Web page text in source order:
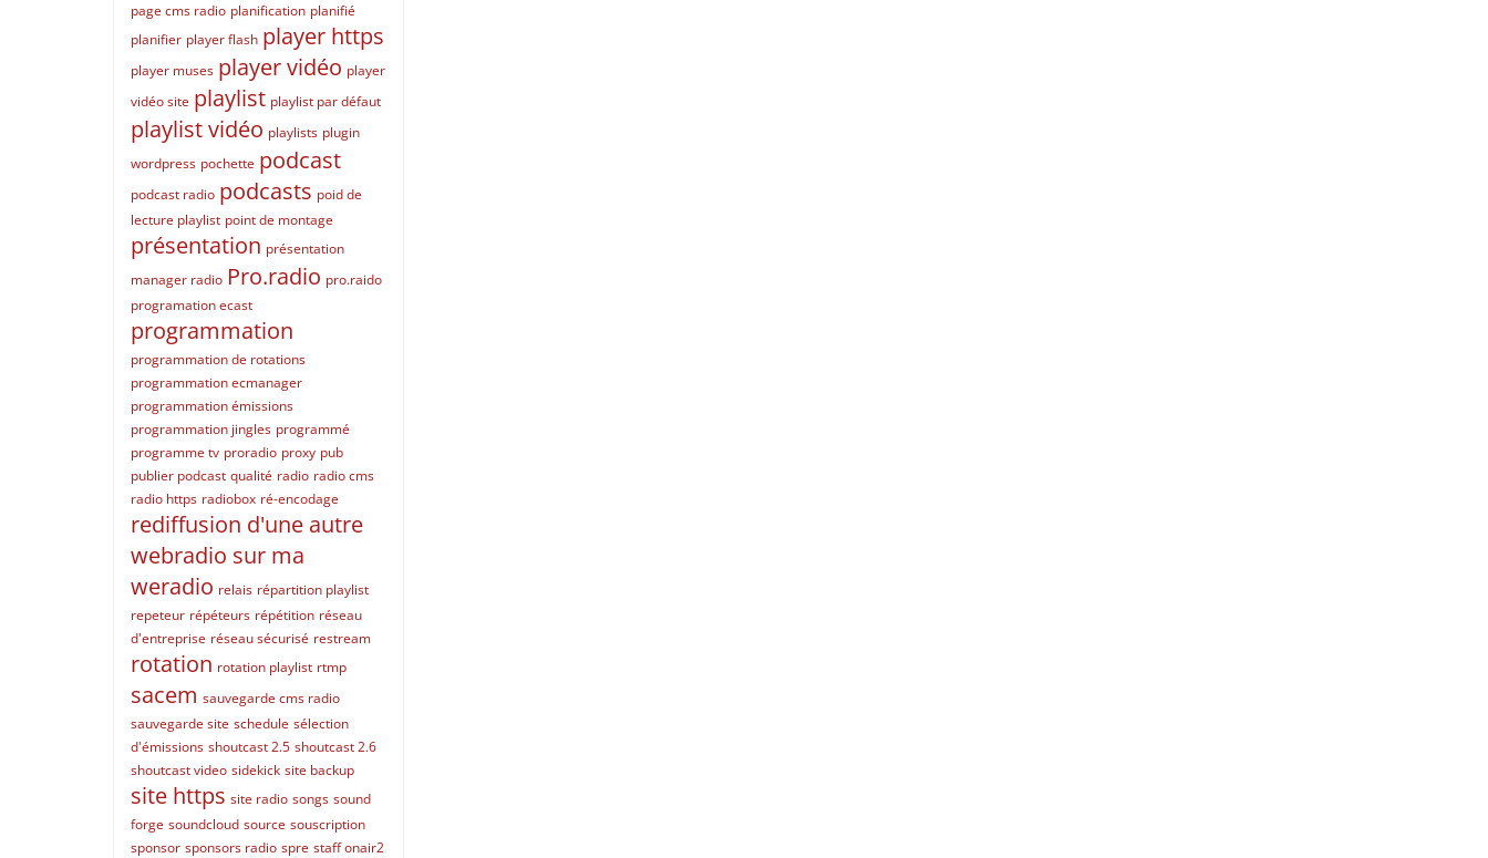
page cms radio planification planifié
planifier player flash player https
player muses player vidéo player
vidéo site playlist playlist par défaut
playlist vidéo playlists plugin
wordpress pochette podcast
podcast radio podcasts poid de
lecture playlist point de montage
présentation présentation
manager radio Pro.radio pro.raido
programation ecast
programmation
programmation de rotations
programmation ecmanager
programmation émissions
programmation jingles programmé
programme tv proradio proxy pub
publier podcast qualité radio radio cms
radio https radiobox ré-encodage
rediffusion d'une autre
webradio sur ma
weradio relais répartition playlist
repeteur répéteurs répétition réseau
d'entreprise réseau sécurisé restream
rotation rotation playlist rtmp
sacem sauvegarde cms radio
sauvegarde site schedule sélection
d'émissions shoutcast 2.5 shoutcast 2.6
shoutcast video sidekick site backup
site https site radio songs sound
forge soundcloud source souscription
sponsor sponsors radio spre staff onair2